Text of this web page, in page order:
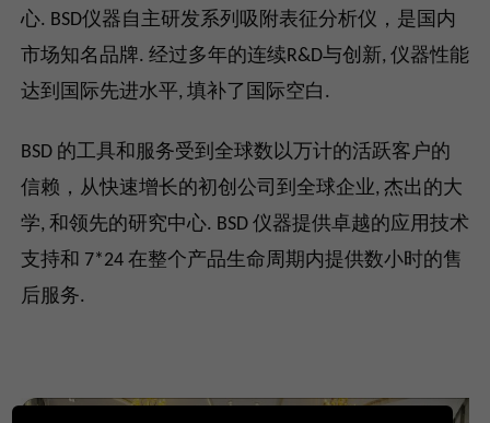
心. BSD仪器自主研发系列吸附表征分析仪，是国内
市场知名品牌. 经过多年的连续R&D与创新, 仪器性能
达到国际先进水平, 填补了国际空白.
BSD 的工具和服务受到全球数以万计的活跃客户的
信赖，从快速增长的初创公司到全球企业, 杰出的大
学, 和领先的研究中心. BSD 仪器提供卓越的应用技术
支持和 7*24 在整个产品生命周期内提供数小时的售
后服务.